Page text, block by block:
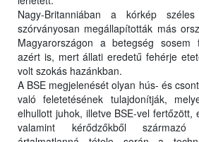
Nagy-Britanniában a kórkép
szórványosan megállapították más
Magyarországon a betegség sosem
azért is, mert állati eredetű fehérje
volt szokás hazánkban.
A BSE megjelenését olyan hús- és
való feletetésének tulajdonítják,
elhullott juhok, illetve BSE-vel fertőzött,
valamint kérődzőkből származó